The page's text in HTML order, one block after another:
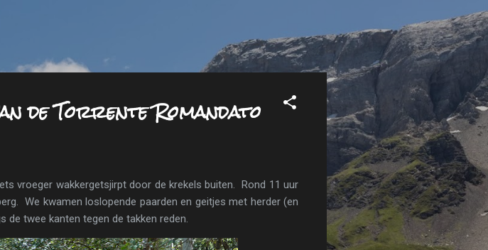
de Torrente Romandato
vroeger wakkergetsjirpt door de krekels buiten. Rond 11 uur
We kwamen loslopende paarden en geitjes met herder (en
twee kanten tegen de takken reden.